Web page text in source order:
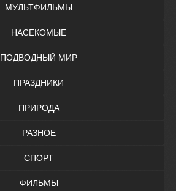
МУЛЬТФИЛЬМЫ
НАСЕКОМЫЕ
ПОДВОДНЫЙ МИР
ПРАЗДНИКИ
ПРИРОДА
РАЗНОЕ
СПОРТ
ФИЛЬМЫ